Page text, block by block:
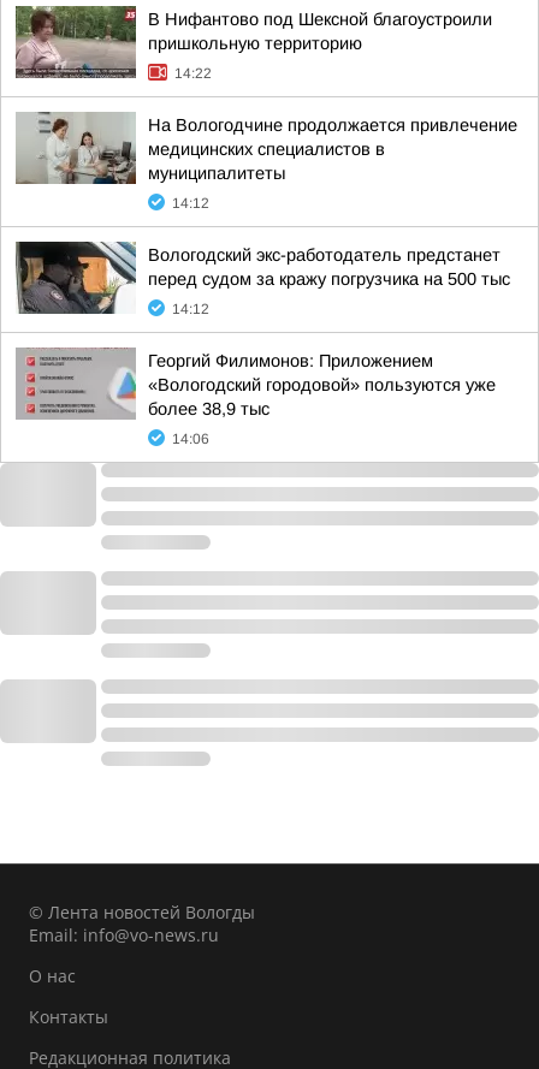
В Нифантово под Шексной благоустроили
пришкольную территорию
14:22
На Вологодчине продолжается привлечение
медицинских специалистов в
муниципалитеты
14:12
Вологодский экс-работодатель предстанет
перед судом за кражу погрузчика на 500 тыс
14:12
Георгий Филимонов: Приложением
«Вологодский городовой» пользуются уже
более 38,9 тыс
14:06
© Лента новостей Вологды
Email: info@vo-news.ru
О нас
Контакты
Редакционная политика